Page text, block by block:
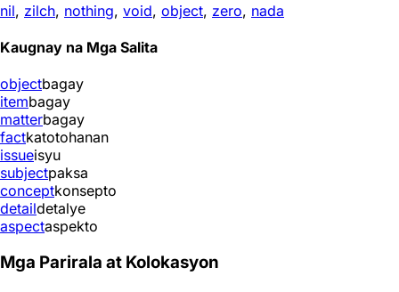
nil, zilch, nothing, void, object, zero, nada
Kaugnay na Mga Salita
objectbagay
itembagay
matterbagay
factkatotohanan
issueisyu
subjectpaksa
conceptkonsepto
detaildetalye
aspectaspekto
Mga Parirala at Kolokasyon